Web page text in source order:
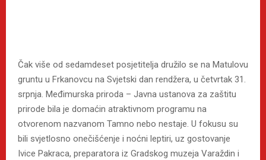
Čak više od sedamdeset posjetitelja družilo se na Matulovu
gruntu u Frkanovcu na Svjetski dan rendžera, u četvrtak 31.
srpnja. Međimurska priroda – Javna ustanova za zaštitu
prirode bila je domaćin atraktivnom programu na
otvorenom nazvanom Tamno nebo nestaje. U fokusu su
bili svjetlosno onečišćenje i noćni leptiri, uz gostovanje
Ivice Pakraca, preparatora iz Gradskog muzeja Varaždin i